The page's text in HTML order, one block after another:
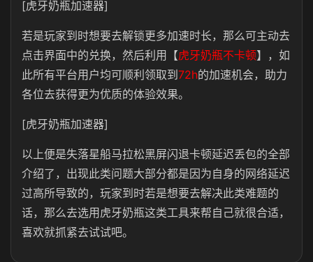
[虎牙奶瓶加速器]
若是玩家到时想要去解锁更多加速时长，那么可主动去
点击界面中的兑换，然后利用【虎牙奶瓶不卡顿】，如
此所有平台用户均可顺利领取到 72h的加速机会，助力
各位去获得更为优质的体验效果。
[虎牙奶瓶加速器]
以上便是失落星船马拉松黑屏闪退卡顿延迟丢包的全部
介绍了，出现此类问题大部分都是因为自身的网络延迟
过高所导致的，玩家到时若是想要去解决此类难题的
话，那么去选用虎牙奶瓶这类工具来帮自己就很合适，
喜欢就抓紧去试试吧。